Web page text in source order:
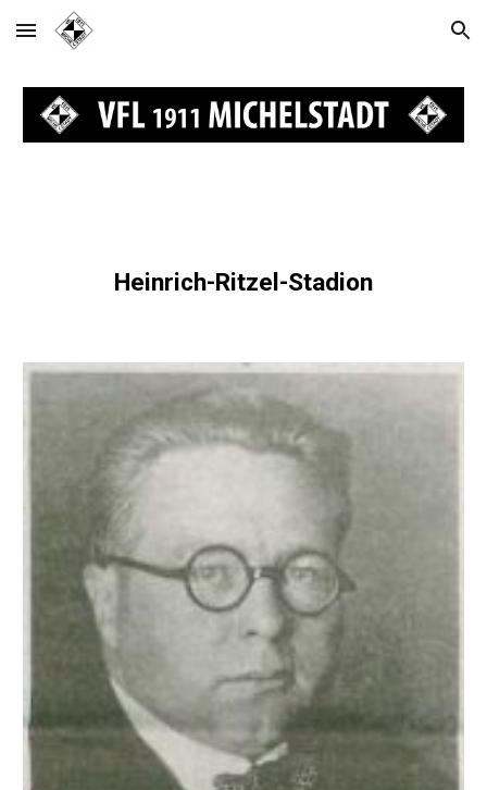
Skip to main content Skip to navigation
Heinrich-Ritzel-Stadion